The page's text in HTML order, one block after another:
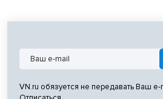
VN.ru обязуется не передавать Ваш e-